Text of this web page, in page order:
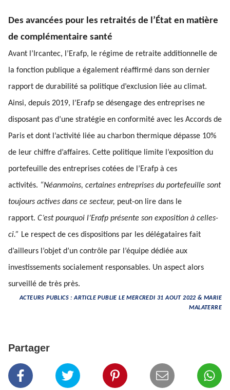
Des avancées pour les retraités de l’État en matière
de complémentaire santé
Avant l’Ircantec, l’Erafp, le régime de retraite additionnelle de
la fonction publique a également réaffirmé dans son dernier
rapport de durabilité sa politique d’exclusion liée au climat.
Ainsi, depuis 2019, l’Erafp se désengage des entreprises ne
disposant pas d’une stratégie en conformité avec les Accords de
Paris et dont l’activité liée au charbon thermique dépasse 10%
de leur chiffre d’affaires. Cette politique limite l’exposition du
portefeuille des entreprises cotées de l’Erafp à ces
activités. “Néanmoins, certaines entreprises du portefeuille sont
toujours actives dans ce secteur, peut-on lire dans le
rapport. C’est pourquoi l’Erafp présente son exposition à celles-
ci.” Le respect de ces dispositions par les délégataires fait
d’ailleurs l’objet d’un contrôle par l’équipe dédiée aux
investissements socialement responsables. Un aspect alors
surveillé de très près.
ACTEURS PUBLICS : ARTICLE PUBLIE LE MERCREDI 31 AOUT 2022 & MARIE
MALATERRE
Partager